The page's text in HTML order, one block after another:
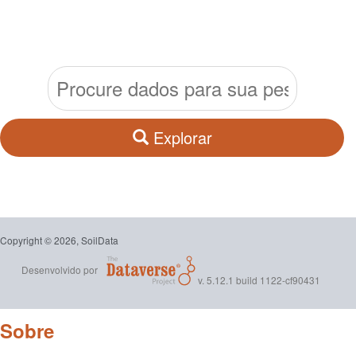
Explorar
Copyright © 2026, SoilData
Desenvolvido por
v. 5.12.1 build 1122-cf90431
Sobre